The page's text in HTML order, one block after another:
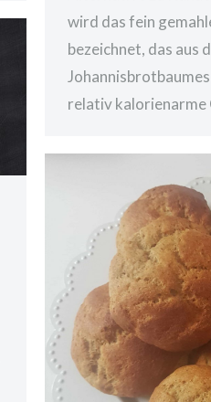
wird das fein
bezeichnet, das aus
relativ